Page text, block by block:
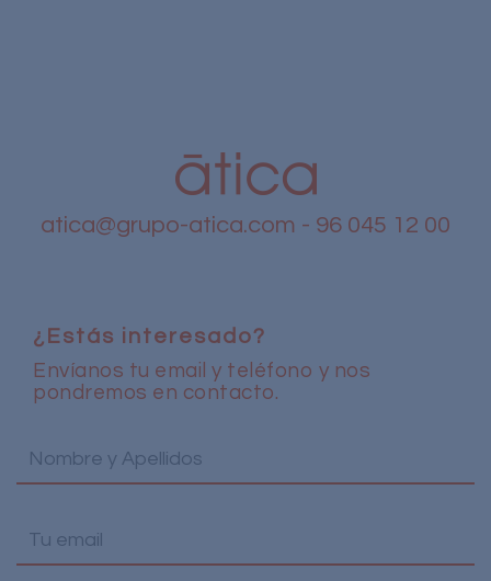
atica@grupo-atica.com - 96 045 12 00
¿Estás interesado?
Envíanos tu email y teléfono y nos
pondremos en contacto.